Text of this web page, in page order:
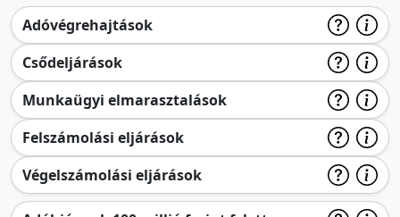
Adóvégrehajtások
Csődeljárások
Munkaügyi elmarasztalások
Felszámolási eljárások
Végelszámolási eljárások